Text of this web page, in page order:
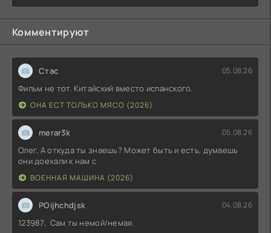
Комментируют
Стас 05.08.26
Фильм не тот. Китайский вместо испанского.
ОНА ЕСТ ТОЛЬКО МЯСО (2026)
merar3k 05.08.26
Олег, А откуда ты знаешь? Может быть и есть, думаешь
они доехали к нам с
ВОЕННАЯ МАШИНА (2026)
POijhchdjsk 04.08.26
123987, Сам ты немой/немая.